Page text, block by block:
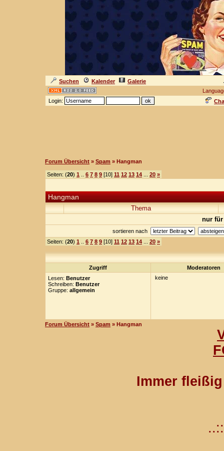
Suchen Kalender
Galerie
Login:
Forum Übersicht » Spam » Hangman
Seiten: (20) 1 6 7 8 9 [10] 11 12 13 14 20 »
Hangman
Thema
nur für
sortieren nach
Seiten: (20) 1 6 7 8 9 [10] 11 12 13 14 20 »
Zugriff
Moderatoren
Lesen: Benutzer
Schreiben: Benutzer
Gruppe: allgemein
keine
Forum Übersicht » Spam » Hangman
Immer
..::